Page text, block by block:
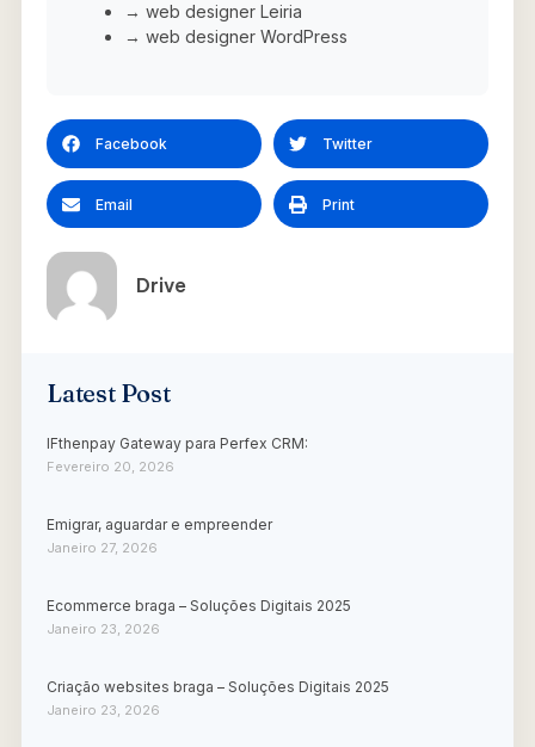
→ web designer Leiria
→ web designer WordPress
Facebook Twitter
Email Print
Drive
Latest Post
IFthenpay Gateway para Perfex CRM:
Fevereiro 20, 2026
Emigrar, aguardar e empreender
Janeiro 27, 2026
Ecommerce braga – Soluções Digitais 2025
Janeiro 23, 2026
Criação websites braga – Soluções Digitais 2025
Janeiro 23, 2026